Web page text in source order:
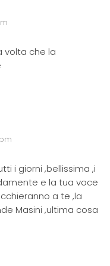
volta che la
i giorni ,bellissima ,i
e la tua voce
a te ,la
Masini ,ultima cosa